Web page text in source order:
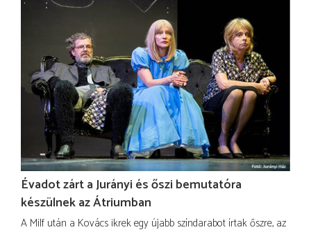
Évadot zárt a Jurányi és őszi bemutatóra
készülnek az Átriumban
A Milf után a Kovács ikrek egy újabb színdarabot írtak őszre, az